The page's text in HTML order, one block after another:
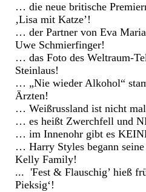
… die neue britische
‚Lisa mit Katze’!
… der Partner von Eva
Uwe Schmierfinger!
… das Foto des Weltraum-
Steinlaus!
… „Nie wieder Alkohol“
Ärzten!
… Weißrussland ist nicht
… es heißt Zwerchfell und
… im Innenohr gibt es
… Harry Styles begann
Kelly Family!
... 'Fest & Flauschig’ hieß
Pieksig‘!